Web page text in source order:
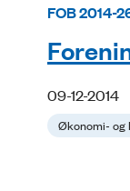
FOB 2014-
09-12-2014
Økonomi- og